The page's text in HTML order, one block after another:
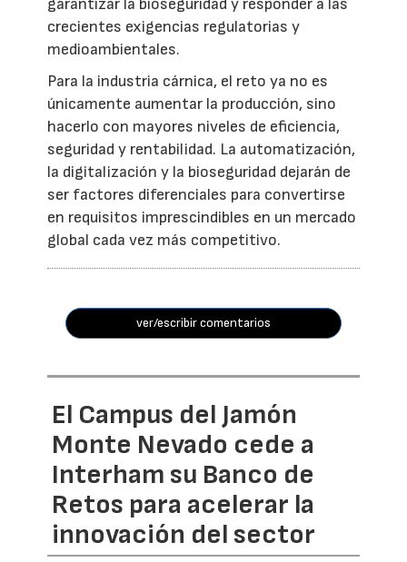
garantizar la bioseguridad y responder a las
crecientes exigencias regulatorias y
medioambientales.
Para la industria cárnica, el reto ya no es
únicamente aumentar la producción, sino
hacerlo con mayores niveles de eficiencia,
seguridad y rentabilidad. La automatización,
la digitalización y la bioseguridad dejarán de
ser factores diferenciales para convertirse
en requisitos imprescindibles en un mercado
global cada vez más competitivo.
ver/escribir comentarios
El Campus del Jamón
Monte Nevado cede a
Interham su Banco de
Retos para acelerar la
innovación del sector